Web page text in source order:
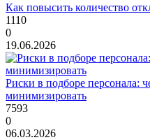
Как повысить количество
1110
0
19.06.2026
Риски в подборе персонала:
минимизировать
7593
0
06.03.2026